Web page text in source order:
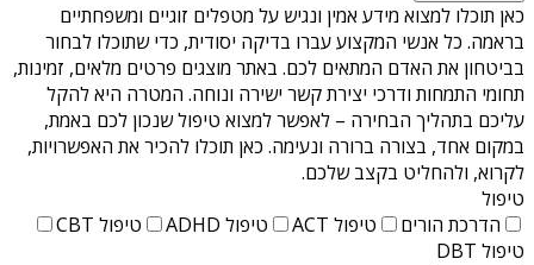
כאן תוכלו למצוא מידע אמין ונגיש על מטפלים זוגיים ומשפחתיים
בראמה. כל אנשי המקצוע עברו בדיקה יסודית, כדי שתוכלו לבחור
בביטחון את האדם המתאים לכם. באתר מוצגים פרטים מלאים, זמינות,
תחומי התמחות ודרכי יצירת קשר ישירה ונוחה. המטרה היא להקל
עליכם בתהליך הבחירה – לאפשר למצוא טיפול שנכון לכם באמת,
במקום אחד, בצורה ברורה ונעימה. כאן תוכלו להכיר את האפשרויות,
לקרוא, ולהחליט בקצב שלכם.
טיפול
הדרכת הורים
טיפול ACT טיפול ADHD
טיפול CBT
טיפול DBT